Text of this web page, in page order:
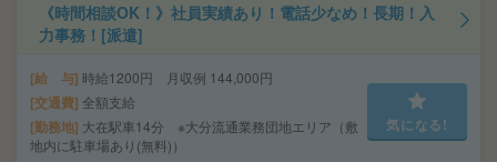
《時間相談OK！》社員実績あり！電話少なめ！長期！入
力事務！[派遣]
給 与 時給1200円 月収例 144,000円
交通費 全額支給
勤務地 大在駅車14分 ※大分流通業務団地エリア（敷
地内に駐車場あり(無料)）
気になる!